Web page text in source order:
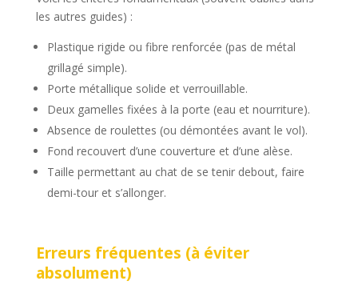
les autres guides) :
Plastique rigide ou fibre renforcée (pas de métal
grillagé simple).
Porte métallique solide et verrouillable.
Deux gamelles fixées à la porte (eau et nourriture).
Absence de roulettes (ou démontées avant le vol).
Fond recouvert d’une couverture et d’une alèse.
Taille permettant au chat de se tenir debout, faire
demi-tour et s’allonger.
Erreurs fréquentes (à éviter
absolument)